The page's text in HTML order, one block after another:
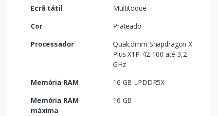
Ecrã tátil
Multitoque
Cor
Prateado
Processador
Qualcomm Snapdragon X
Plus X1P-42-100 até 3,2
GHz
Memória RAM
16 GB LPDDR5X
Memória RAM
máxima
16 GB